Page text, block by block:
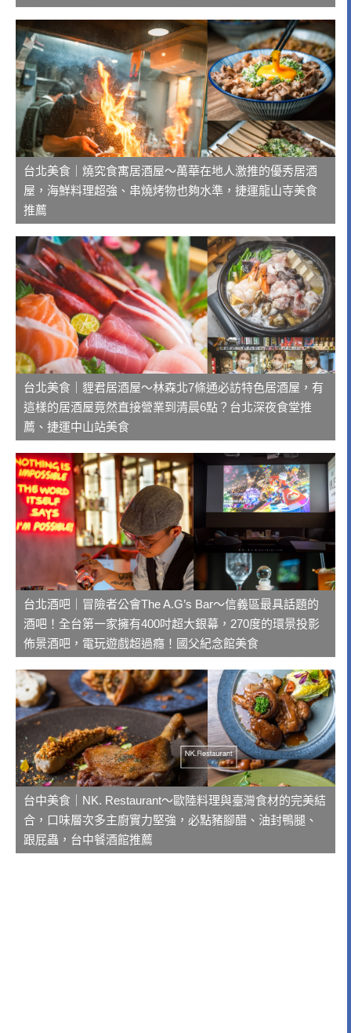
台北美食｜燒究食寓居酒屋～萬華在地人激推的優秀居酒
屋，海鮮料理超強、串燒烤物也夠水準，捷運龍山寺美食
推薦
台北美食｜貍君居酒屋～林森北7條通必訪特色居酒屋，有
這樣的居酒屋竟然直接營業到清晨6點？台北深夜食堂推
薦、捷運中山站美食
台北酒吧｜冒險者公會The A.G’s Bar～信義區最具話題的
酒吧！全台第一家擁有400吋超大銀幕，270度的環景投影
佈景酒吧，電玩遊戲超過癮！國父紀念館美食
台中美食｜NK. Restaurant～歐陸料理與臺灣食材的完美結
合，口味層次多主廚實力堅強，必點豬腳醋、油封鴨腿、
跟屁蟲，台中餐酒館推薦